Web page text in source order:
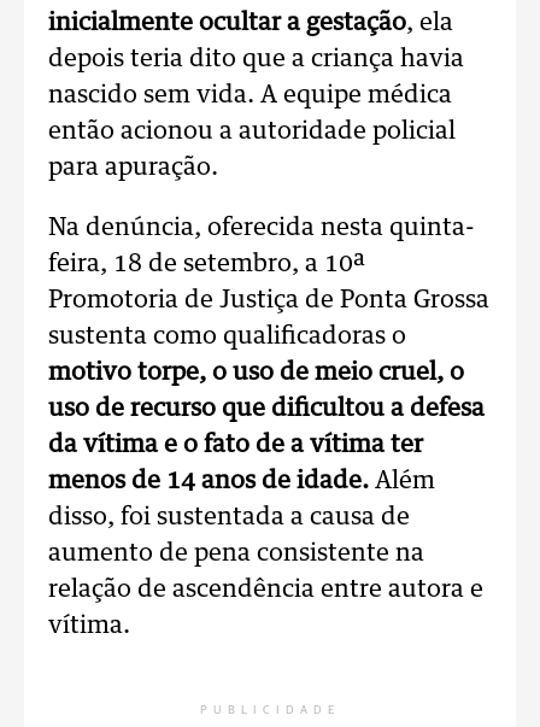
inicialmente ocultar a gestação, ela
depois teria dito que a criança havia
nascido sem vida. A equipe médica
então acionou a autoridade policial
para apuração.
Na denúncia, oferecida nesta quinta-
feira, 18 de setembro, a 10ª
Promotoria de Justiça de Ponta Grossa
sustenta como qualificadoras o
motivo torpe, o uso de meio cruel, o
uso de recurso que dificultou a defesa
da vítima e o fato de a vítima ter
menos de 14 anos de idade. Além
disso, foi sustentada a causa de
aumento de pena consistente na
relação de ascendência entre autora e
vítima.
PUBLICIDADE